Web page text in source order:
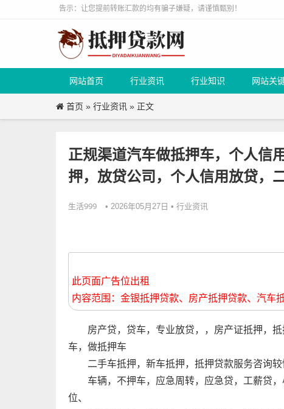
告示：让您提前转账汇款的均有骗子嫌疑，请谨慎甄别！
网站首页 行业资讯 行业知识 网站关
首页 » 行业资讯 » 正文
正规渠道汽车做抵押车，个人信
押，放贷公司，个人信用放贷，
生活999 • 2026年05月27日 • 行业资讯
此页面广告位出租
内容范围：金银抵押贷款、房产抵押贷款、汽车
房产贷，贷车，专业放贷，，房产证抵押，
车，做抵押车
二手车抵押，新车抵押，抵押贷款服务咨询
车辆，不押车，应急周转，应急贷，工薪贷
位、